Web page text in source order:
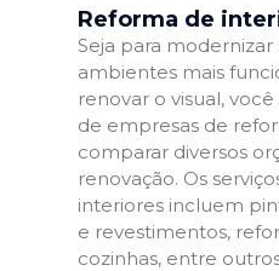
Reforma de
Seja para modernizar
ambientes mais
renovar o visual,
de empresas de
comparar diversos
renovação. Os
interiores incluem
e revestimentos,
cozinhas, entre